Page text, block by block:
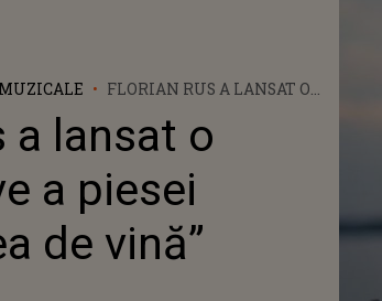
FLORIAN RUS A LANSAT O
„PARTEA MEA DE VINĂ”
a lansat o
a piesei
de vină”